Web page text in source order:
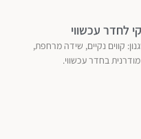
לחדר עכשווי
קווים נקיים, שידה מרחפת,
בחדר עכשווי.